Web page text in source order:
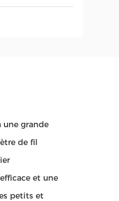
une grande
de fil
et une
petits et